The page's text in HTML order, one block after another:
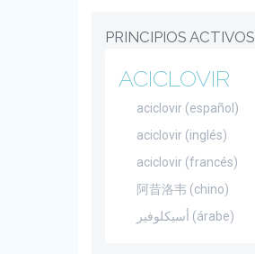
PRINCIPIOS ACTIVOS
ACICLOVIR
aciclovir (español)
aciclovir (inglés)
aciclovir (francés)
阿昔洛韦 (chino)
أسيكلوفير (árabe)